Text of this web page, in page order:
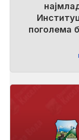
поголема